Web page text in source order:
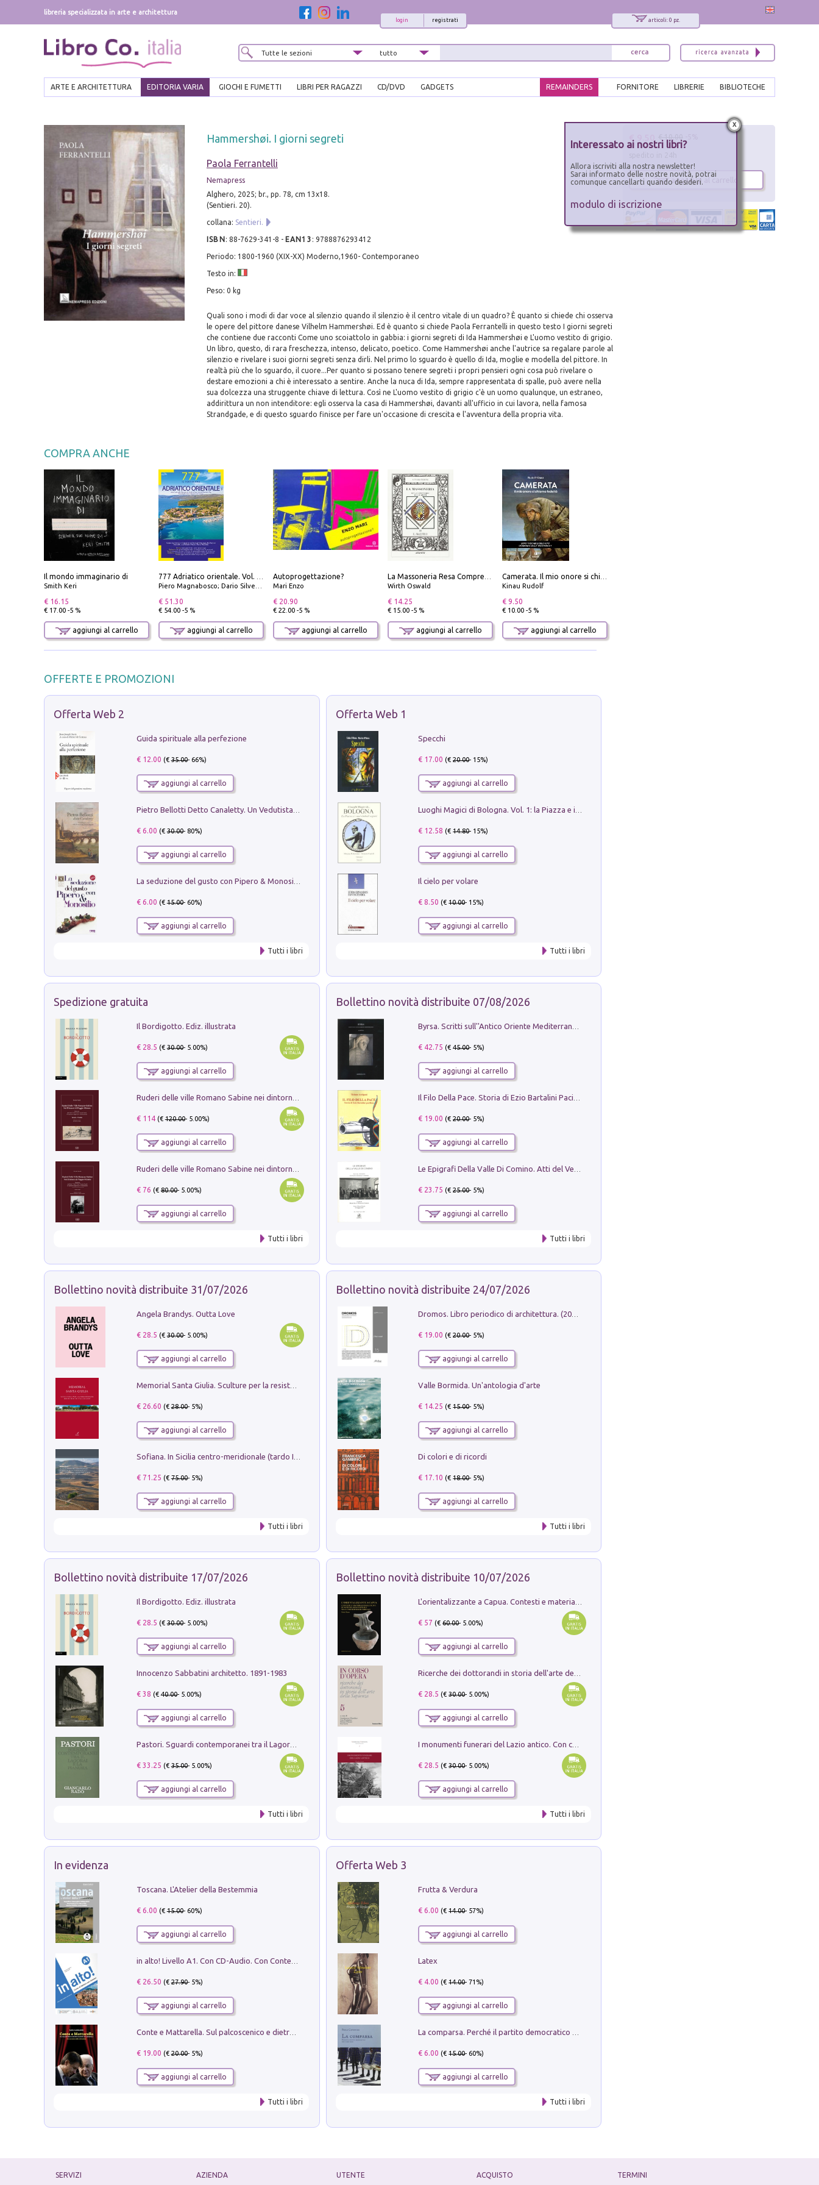
libreria specializzata in arte e architettura
articoli: 0 pz.
registrati
login
ARTE E ARCHITETTURA EDITORIA VARIA GIOCHI E FUMETTI LIBRI PER RAGAZZI CD/DVD GADGETS BIBLIOTECHE
LIBRERIE
FORNITORE
REMAINDERS
Hammershøi. I giorni segreti
Paola Ferrantelli
Nemapress
Alghero, 2025; br., pp. 78, cm 13x18.
(Sentieri. 20).
collana: Sentieri.
ISBN : 88-7629-341-8 - EAN13 : 9788876293412
Periodo: 1800-1960 (XIX-XX) Moderno,1960- Contemporaneo
Testo in:
Peso: 0 kg
Quali sono i modi di dar voce al silenzio quando il silenzio è il centro vitale di un quadro? È quanto si chiede chi osserva
le opere del pittore danese Vilhelm Hammershøi. Ed è quanto si chiede Paola Ferrantelli in questo testo I giorni segreti
che contiene due racconti Come uno scoiattolo in gabbia: i giorni segreti di Ida Hammershøi e L'uomo vestito di grigio.
Un libro, questo, di rara freschezza, intenso, delicato, poetico. Come Hammershøi anche l'autrice sa regalare parole al
silenzio e rivelare i suoi giorni segreti senza dirli. Nel primo lo sguardo è quello di Ida, moglie e modella del pittore. In
realtà più che lo sguardo, il cuore...Per quanto si possano tenere segreti i propri pensieri ogni cosa può rivelare o
destare emozioni a chi è interessato a sentire. Anche la nuca di Ida, sempre rappresentata di spalle, può avere nella
sua dolcezza una struggente chiave di lettura. Così ne L'uomo vestito di grigio c'è un uomo qualunque, un estraneo,
addirittura un non intenditore: egli osserva la casa di Hammershøi, davanti all'ufficio in cui lavora, nella famosa
Strandgade, e di questo sguardo finisce per fare un'occasione di crescita e l'avventura della propria vita.
COMPRA ANCHE
Il mondo immaginario di
Smith Keri
€ 16.15
€ 17.00 -5 %
aggiungi al carrello
Piero Magnabosco; Dario Silvestro; Marco Sbrizzi
€ 51.30
€ 54.00 -5 %
aggiungi al carrello
Autoprogettazione?
Mari Enzo
€ 20.90
€ 22.00 -5 %
aggiungi al carrello
Wirth Oswald
€ 14.25
€ 15.00 -5 %
aggiungi al carrello
Kinau Rudolf
€ 9.50
€ 10.00 -5 %
aggiungi al carrello
OFFERTE E PROMOZIONI
Offerta Web 2
Guida spirituale alla perfezione
€ 12.00 (€35.00- 66%)
aggiungi al carrello
€ 6.00 (€30.00- 80%)
aggiungi al carrello
€ 6.00 (€15.00- 60%)
aggiungi al carrello
Tutti i libri
Offerta Web 1
Specchi
€ 17.00 (€20.00- 15%)
aggiungi al carrello
€ 12.58 (€14.80- 15%)
aggiungi al carrello
Il cielo per volare
€ 8.50 (€10.00- 15%)
aggiungi al carrello
Tutti i libri
Spedizione gratuita
Il Bordigotto. Ediz. illustrata
€ 28.5 (€30.00- 5.00%)
aggiungi al carrello
€ 114(€120.00- 5.00%)
aggiungi al carrello
€ 76 (€80.00- 5.00%)
aggiungi al carrello
Tutti i libri
Bollettino novità distribuite 07/08/2026
€ 42.75 (€45.00- 5%)
aggiungi al carrello
€ 19.00 (€20.00- 5%)
aggiungi al carrello
€ 23.75 (€25.00- 5%)
aggiungi al carrello
Tutti i libri
Bollettino novità distribuite 31/07/2026
Angela Brandys. Outta Love
€ 28.5 (€30.00- 5.00%)
aggiungi al carrello
Memorial Santa Giulia. Sculture per la resistenza Monchio di Palagano
€ 26.60 (€28.00- 5%)
aggiungi al carrello
€ 71.25 (€75.00- 5%)
aggiungi al carrello
Tutti i libri
Bollettino novità distribuite 24/07/2026
€ 19.00 (€20.00- 5%)
aggiungi al carrello
Valle Bormida. Un'antologia d'arte
€ 14.25 (€15.00- 5%)
aggiungi al carrello
Di colori e di ricordi
€ 17.10 (€18.00- 5%)
aggiungi al carrello
Tutti i libri
Bollettino novità distribuite 17/07/2026
Il Bordigotto. Ediz. illustrata
€ 28.5 (€30.00- 5.00%)
aggiungi al carrello
Innocenzo Sabbatini architetto. 1891-1983
€ 38 (€40.00- 5.00%)
aggiungi al carrello
Pastori. Sguardi contemporanei tra il Lagorai e la pianura. Ediz. illustrata
€ 33.25 (€35.00- 5.00%)
aggiungi al carrello
Tutti i libri
Bollettino novità distribuite 10/07/2026
€ 57 (€60.00- 5.00%)
aggiungi al carrello
€ 28.5 (€30.00- 5.00%)
aggiungi al carrello
€ 28.5 (€30.00- 5.00%)
aggiungi al carrello
Tutti i libri
In evidenza
Toscana. L'Atelier della Bestemmia
€ 6.00 (€15.00- 60%)
aggiungi al carrello
€ 26.50 (€27.90- 5%)
aggiungi al carrello
Conte e Mattarella. Sul palcoscenico e dietro le quinte del Quirinale. Un racconto sulle istituzioni
€ 19.00 (€20.00- 5%)
aggiungi al carrello
Tutti i libri
Offerta Web 3
Frutta & Verdura
€ 6.00 (€14.00- 57%)
aggiungi al carrello
Latex
€ 4.00 (€14.00- 71%)
aggiungi al carrello
€ 6.00 (€15.00- 60%)
aggiungi al carrello
Tutti i libri
€ 9.50
aggiungi al carrello
SERVIZI
AZIENDA
UTENTE
ACQUISTO
TERMINI
x
Interessato ai nostri libri?
Allora iscriviti alla nostra newsletter!
Sarai informato delle nostre novità, potrai
comunque cancellarti quando desideri.
modulo di iscrizione